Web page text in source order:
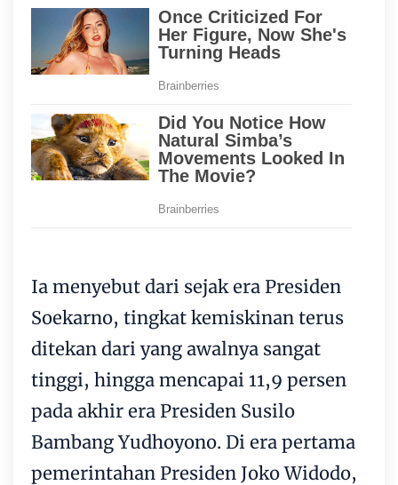
Ia menyebut dari sejak era Presiden
Soekarno, tingkat kemiskinan terus
ditekan dari yang awalnya sangat
tinggi, hingga mencapai 11,9 persen
pada akhir era Presiden Susilo
Bambang Yudhoyono. Di era pertama
pemerintahan Presiden Joko Widodo,